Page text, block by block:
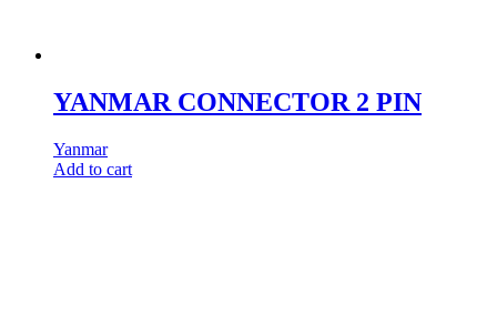
YANMAR CONNECTOR 2 PIN
Yanmar
Add to cart